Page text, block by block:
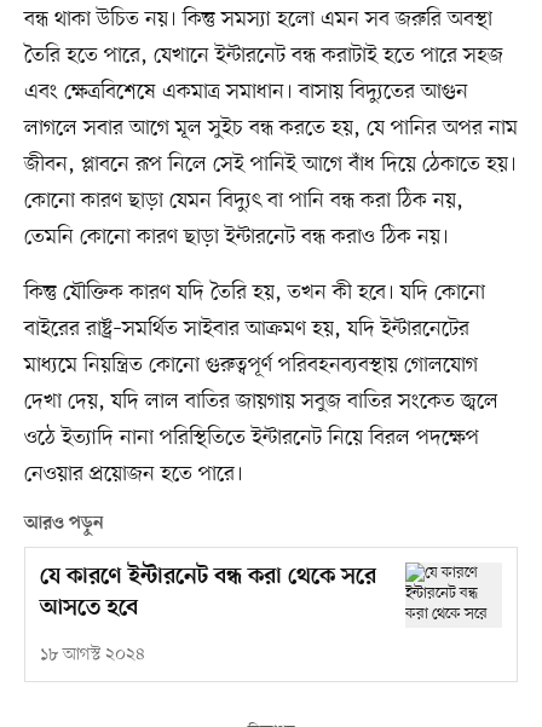
বন্ধ থাকা উচিত নয়। কিন্তু সমস্যা হলো এমন সব জরুরি অবস্থা
তৈরি হতে পারে, যেখানে ইন্টারনেট বন্ধ করাটাই হতে পারে সহজ
এবং ক্ষেত্রবিশেষে একমাত্র সমাধান। বাসায় বিদ্যুতের আগুন
লাগলে সবার আগে মূল সুইচ বন্ধ করতে হয়, যে পানির অপর নাম
জীবন, প্লাবনে রূপ নিলে সেই পানিই আগে বাঁধ দিয়ে ঠেকাতে হয়।
কোনো কারণ ছাড়া যেমন বিদ্যুৎ বা পানি বন্ধ করা ঠিক নয়,
তেমনি কোনো কারণ ছাড়া ইন্টারনেট বন্ধ করাও ঠিক নয়।
কিন্তু যৌক্তিক কারণ যদি তৈরি হয়, তখন কী হবে। যদি কোনো
বাইরের রাষ্ট্র–সমর্থিত সাইবার আক্রমণ হয়, যদি ইন্টারনেটের
মাধ্যমে নিয়ন্ত্রিত কোনো গুরুত্বপূর্ণ পরিবহনব্যবস্থায় গোলযোগ
দেখা দেয়, যদি লাল বাতির জায়গায় সবুজ বাতির সংকেত জ্বলে
ওঠে ইত্যাদি নানা পরিস্থিতিতে ইন্টারনেট নিয়ে বিরল পদক্ষেপ
নেওয়ার প্রয়োজন হতে পারে।
আরও পড়ুন
যে কারণে ইন্টারনেট বন্ধ করা থেকে সরে
আসতে হবে
১৮ আগস্ট ২০২৪